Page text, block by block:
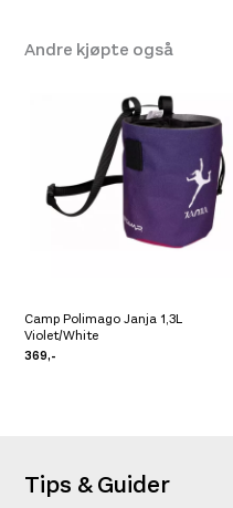
Andre kjøpte også
Camp Polimago Janja 1,3L
Violet/White
369,-
Tips & Guider